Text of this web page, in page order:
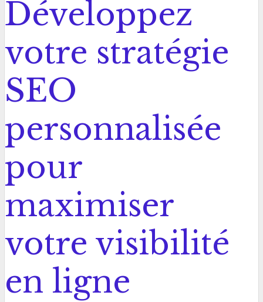
Développez
votre stratégie
SEO
personnalisée
pour
maximiser
votre visibilité
en ligne